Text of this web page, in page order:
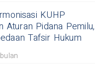
KUHP
Aturan Pidana Pemilu,
Tafsir Hukum